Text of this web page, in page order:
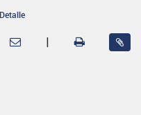
Detalle
|